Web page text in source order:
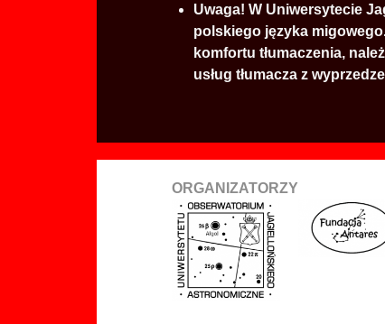
Uwaga! W Uniwersytecie
polskiego języka
komfortu tłumaczenia,
usług tłumacza z
ORGANIZATORZY